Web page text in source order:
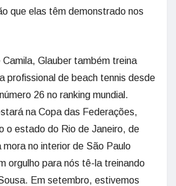
que elas têm demonstrado nos
Camila, Glauber também treina
profissional de beach tennis desde
26 no ranking mundial.
na Copa das Federações,
o estado do Rio de Janeiro, de
mora no interior de São Paulo
orgulho para nós tê-la treinando
Em setembro, estivemos